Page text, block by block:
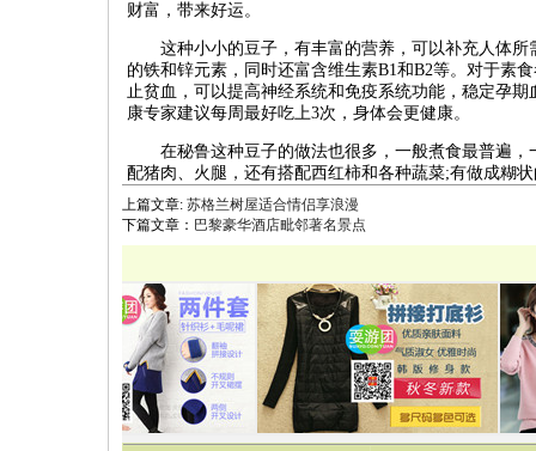
财富，带来好运。
这种小小的豆子，有丰富的营养，可以补充人体所
的铁和锌元素，同时还富含维生素B1和B2等。对于素
止贫血，可以提高神经系统和免疫系统功能，稳定孕
康专家建议每周最好吃上3次，身体会更健康。
在秘鲁这种豆子的做法也很多，一般煮食最普遍，
配猪肉、火腿，还有搭配西红柿和各种蔬菜;有做成糊
上篇文章: 苏格兰树屋适合情侣享浪漫
下篇文章： 巴黎豪华酒店毗邻著名景点